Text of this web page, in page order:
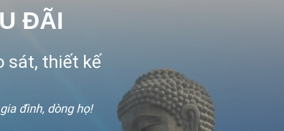
ĐÃI
sát, thiết kế
đình, dòng họ!